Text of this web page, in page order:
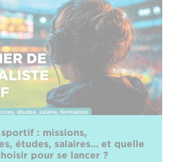
: missions,
études, salaires… et quelle
pour se lancer ?